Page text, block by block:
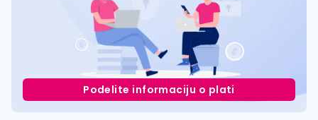
Podelite informaciju o plati